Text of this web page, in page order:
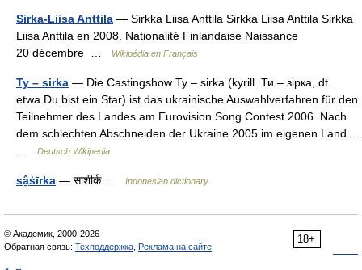
Sirka-Liisa Anttila — Sirkka Liisa Anttila Sirkka Liisa Anttila Sirkka
Liisa Anttila en 2008. Nationalité Finlandaise Naissance
20 décembre …
Wikipédia en Français
Ty – sirka — Die Castingshow Ty – sirka (kyrill. Ти – зірка, dt.
etwa Du bist ein Star) ist das ukrainische Auswahlverfahren für den
Teilnehmer des Landes am Eurovision Song Contest 2006. Nach
dem schlechten Abschneiden der Ukraine 2005 im eigenen Land…
Deutsch Wikipedia
sâ̱ṡīrka — साशीर्क … Indonesian dictionary
18+
© Академик, 2000-2026
Обратная связь: Техподдержка Реклама на сайте